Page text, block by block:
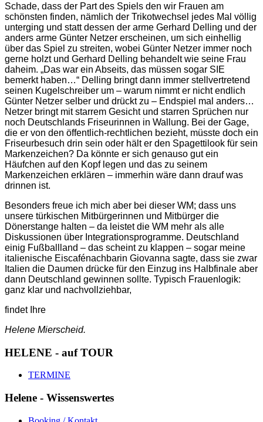
Schade, dass der Part des Spiels den wir Frauen am
schönsten finden, nämlich der Trikotwechsel jedes Mal völlig
unterging und statt dessen der arme Gerhard Delling und der
anders arme Günter Netzer erscheinen, um sich einhellig
über das Spiel zu streiten, wobei Günter Netzer immer noch
gerne holzt und Gerhard Delling behandelt wie seine Frau
daheim. „Das war ein Abseits, das müssen sogar SIE
bemerkt haben…“ Delling bringt dann immer stellvertretend
seinen Kugelschreiber um – warum nimmt er nicht endlich
Günter Netzer selber und drückt zu – Endspiel mal anders…
Netzer bringt mit starrem Gesicht und starren Sprüchen nur
noch Deutschlands Friseurinnen in Wallung. Bei der Gage,
die er von den öffentlich-rechtlichen bezieht, müsste doch ein
Friseurbesuch drin sein oder hält er den Spagettilook für sein
Markenzeichen? Da könnte er sich genauso gut ein
Häufchen auf den Kopf legen und das zu seinem
Markenzeichen erklären – immerhin wäre dann drauf was
drinnen ist.
Besonders freue ich mich aber bei dieser WM; dass uns
unsere türkischen Mitbürgerinnen und Mitbürger die
Dönerstange halten – da leistet die WM mehr als alle
Diskussionen über Integrationsprogramme. Deutschland
einig Fußballland – das scheint zu klappen – sogar meine
italienische Eiscafénachbarin Giovanna sagte, dass sie zwar
Italien die Daumen drücke für den Einzug ins Halbfinale aber
dann Deutschland gewinnen sollte. Typisch Frauenlogik:
ganz klar und nachvollziehbar,
findet Ihre
Helene Mierscheid.
HELENE - auf TOUR
TERMINE
Helene - Wissenswertes